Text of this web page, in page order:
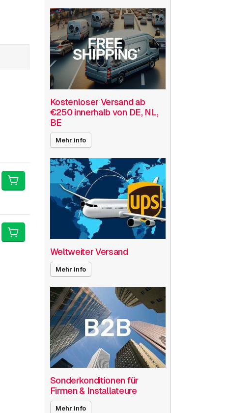
Kostenloser Versand ab
€250 innerhalb von DE, NL,
BE
Mehr info
Weltweiter Versand
Mehr info
Sonderkonditionen für
Firmen & Installateure
Mehr info